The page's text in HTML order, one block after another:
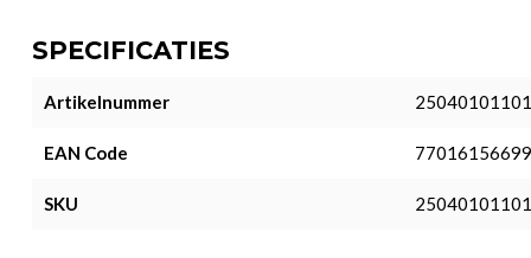
SPECIFICATIES
Artikelnummer 25040101101
EAN Code
SKU